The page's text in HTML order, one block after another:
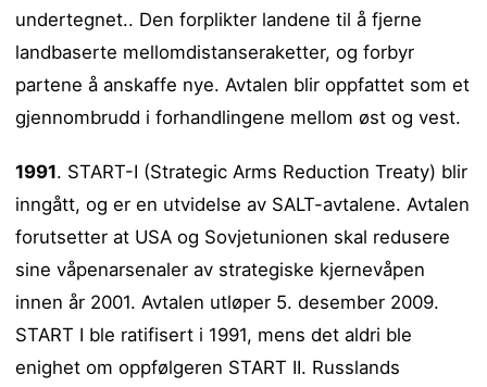
undertegnet.. Den forplikter landene til å fjerne
landbaserte mellomdistanseraketter, og forbyr
partene å anskaffe nye. Avtalen blir oppfattet som et
gjennombrudd i forhandlingene mellom øst og vest.
1991. START-I (Strategic Arms Reduction Treaty) blir
inngått, og er en utvidelse av SALT-avtalene. Avtalen
forutsetter at USA og Sovjetunionen skal redusere
sine våpenarsenaler av strategiske kjernevåpen
innen år 2001. Avtalen utløper 5. desember 2009.
START I ble ratifisert i 1991, mens det aldri ble
enighet om oppfølgeren START II. Russlands